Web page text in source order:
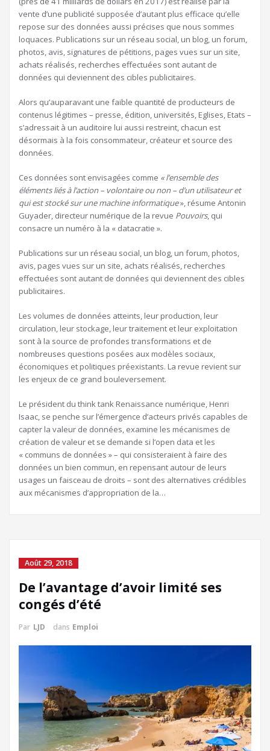
vente d’une publicité supposée d’autant plus efficace qu’elle
repose sur des données aussi précises que nous sommes
loquaces. Publications sur un réseau social, un blog, un forum,
photos, avis, signatures de pétitions, pages vues sur un site,
achats réalisés, recherches effectuées sont autant de
données qui deviennent des cibles publicitaires.
Alors qu’auparavant une faible quantité de producteurs de
contenus légitimes – presse, édition, universités, Eglises, Etats –
s’adressait à un auditoire lui aussi restreint, chacun est
désormais à la fois consommateur, créateur et source des
données.
Ces données sont envisagées comme « l’ensemble des
éléments liés à l’action – volontaire ou non – d’un utilisateur et
qui est stocké sur une machine informatique», résume Antonin
Guyader, directeur numérique de la revue Pouvoirs, qui
consacre un numéro à la « datacratie ».
Publications sur un réseau social, un blog, un forum, photos,
avis, pages vues sur un site, achats réalisés, recherches
effectuées sont autant de données qui deviennent des cibles
publicitaires.
Les volumes de données atteints, leur production, leur
circulation, leur stockage, leur traitement et leur exploitation
sont à la source de profondes transformations et de
nombreuses questions posées aux modèles sociaux,
économiques et politiques préexistants. La revue revient sur
les enjeux de ce grand bouleversement.
Le président du think tank Renaissance numérique, Henri
Isaac, se penche sur l’émergence d’acteurs privés capables de
capter la valeur de données, examine les mécanismes de
création de valeur et se demande si l’open data et les
« communs de données » – qui consisteraient à faire des
données un bien commun, en repensant autour de leurs
usages un faisceau de droits – sont des alternatives crédibles
aux mécanismes d’appropriation de la…
Août 29, 2018
De l’avantage d’avoir limité ses
congés d’été
Par LJD dans Emploi